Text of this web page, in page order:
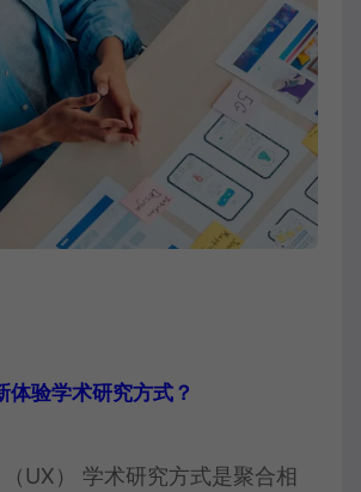
体验学术研究方式？
UX） 学术研究方式是聚合相